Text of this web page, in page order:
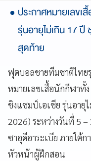
ประกาศหมายเลข
รุ่นอายุไม่เกิน 17 ปี
สุดท้าย
ฟุตบอลชายทีมชาติไทย
หมายเลขเสื้อนักกีฬาทั้
ชิงแชมป์เอเชีย รุ่นอายุ
2026) ระหว่างวันที่ 5
ซาอุดีอาระเบีย ภายใต้ก
หัวหน้าผู้ฝึกสอน